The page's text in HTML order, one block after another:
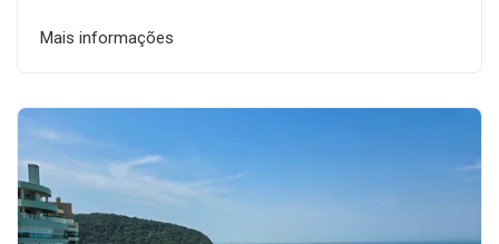
Mais informações